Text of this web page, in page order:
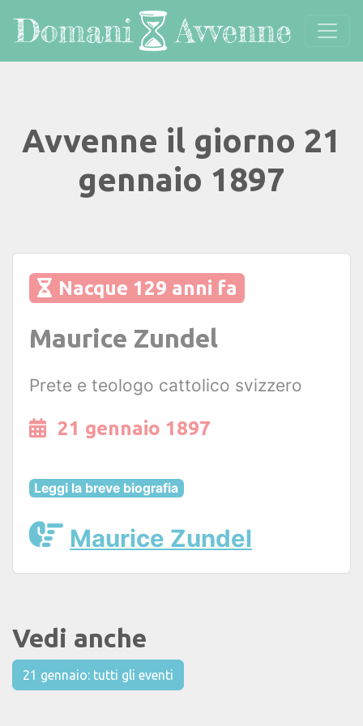
Avvenne il giorno 21
gennaio 1897
Nacque 129 anni fa
Maurice Zundel
Prete e teologo cattolico svizzero
21 gennaio 1897
Leggi la breve biografia
Maurice Zundel
Vedi anche
21 gennaio: tutti gli eventi